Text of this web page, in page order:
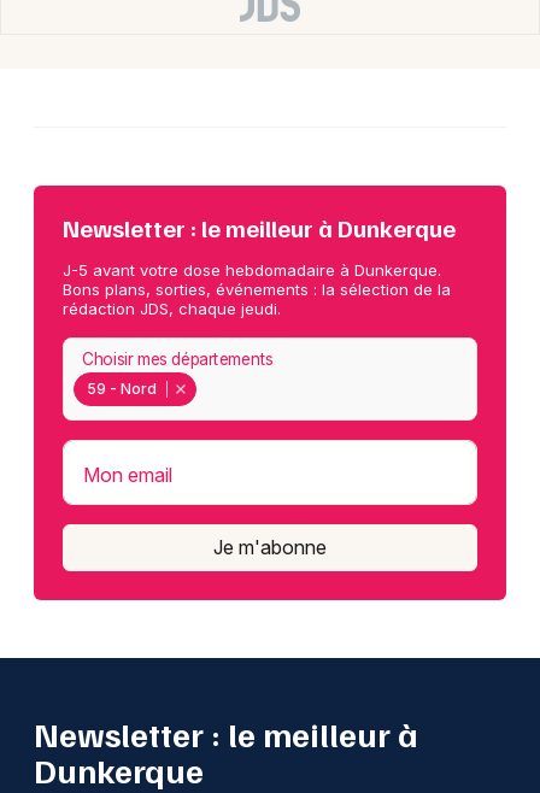
Newsletter : le meilleur à Dunkerque
J-5 avant votre dose hebdomadaire à Dunkerque.
Bons plans, sorties, événements : la sélection de la
rédaction JDS, chaque jeudi.
59 - Nord
Choisir mes départements
Mon email
Je m'abonne
Newsletter : le meilleur à
Dunkerque